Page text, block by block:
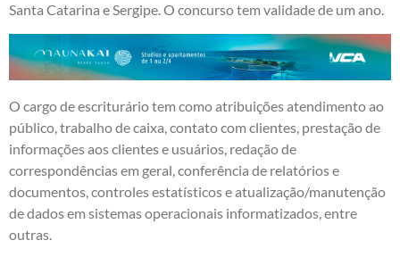
Santa Catarina e Sergipe. O concurso tem validade de um ano.
O cargo de escriturário tem como atribuições atendimento ao
público, trabalho de caixa, contato com clientes, prestação de
informações aos clientes e usuários, redação de
correspondências em geral, conferência de relatórios e
documentos, controles estatísticos e atualização/manutenção
de dados em sistemas operacionais informatizados, entre
outras.